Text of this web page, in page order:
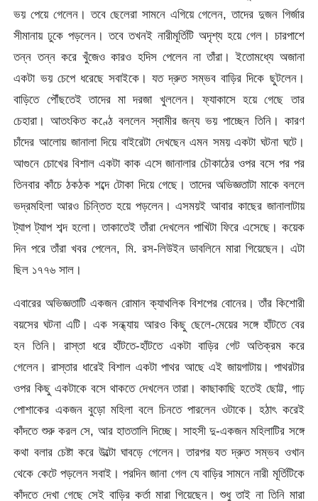
ভয় পেয়ে গেলেন। তবে ছেলেরা সামনে এগিয়ে গেলেন, তাদের দুজন গির্জার
সীমানায় ঢুকে পড়লেন। তবে তখনই নারীমূর্তিটি অদৃশ্য হয়ে গেল। চারপাশে
তন্ন তন্ন করে খুঁজেও কারও হদিস পেলেন না তাঁরা। ইতোমধ্যে অজানা
একটা ভয় চেপে ধরেছে সবাইকে। যত দ্রুত সম্ভব বাড়ির দিকে ছুটলেন।
বাড়িতে পৌঁছতেই তাদের মা দরজা খুললেন। ফ্যাকাসে হয়ে গেছে তার
চেহারা। আতংকিত কণ্ঠে বললেন স্বামীর জন্য ভয় পাচ্ছেন তিনি। কারণ
চাঁদের আলোয় জানালা দিয়ে বাইরেটা দেখছেন এমন সময় একটা ঘটনা ঘটে।
আগুনে চোখের বিশাল একটা কাক এসে জানালার চৌকাঠের ওপর বসে পর পর
তিনবার কাঁচে ঠকঠক শব্দে টোকা দিয়ে গেছে। তাদের অভিজ্ঞতাটা মাকে বললে
ভদ্রমহিলা আরও চিন্তিত হয়ে পড়লেন। এসময়ই আবার কাছের জানালাটায়
ট্যাপ ট্যাপ শব্দ হলো। তাকাতেই তাঁরা দেখলেন পাখিটা ফিরে এসেছে। কয়েক
দিন পরে তাঁরা খবর পেলেন, মি. রস-লিউইন ডাবলিনে মারা গিয়েছেন। এটা
ছিল ১৭৭৬ সাল।
এবারের অভিজ্ঞতাটি একজন রোমান ক্যাথলিক বিশপের বোনের। তাঁর কিশোরী
বয়সের ঘটনা এটি। এক সন্ধ্যায় আরও কিছু ছেলে-মেয়ের সঙ্গে হাঁটতে বের
হন তিনি। রাস্তা ধরে হাঁটতে-হাঁটতে একটা বাড়ির গেট অতিক্রম করে
গেলেন। রাস্তার ধারেই বিশাল একটা পাথর আছে এই জায়গাটায়। পাথরটার
ওপর কিছু একটাকে বসে থাকতে দেখলেন তারা। কাছাকাছি হতেই ছোট্ট, গাঢ়
পোশাকের একজন বুড়ো মহিলা বলে চিনতে পারলেন ওটাকে। হঠাৎ করেই
কাঁদতে শুরু করল সে, আর হাততালি দিচ্ছে। সাহসী দু-একজন মহিলাটির সঙ্গে
কথা বলার চেষ্টা করে উল্টো ঘাবড়ে গেলেন। তারপর যত দ্রুত সম্ভব ওখান
থেকে কেটে পড়লেন সবাই। পরদিন জানা গেল যে বাড়ির সামনে নারী মূর্তিটিকে
কাঁদতে দেখা গেছে সেই বাড়ির কর্তা মারা গিয়েছেন। শুধু তাই না তিনি মারা